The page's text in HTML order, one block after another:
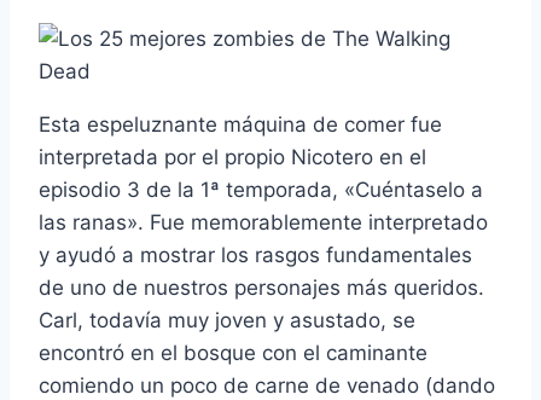
Esta espeluznante máquina de comer fue
interpretada por el propio Nicotero en el
episodio 3 de la 1ª temporada, «Cuéntaselo a
las ranas». Fue memorablemente interpretado
y ayudó a mostrar los rasgos fundamentales
de uno de nuestros personajes más queridos.
Carl, todaví­a muy joven y asustado, se
encontró en el bosque con el caminante
comiendo un poco de carne de venado (dando